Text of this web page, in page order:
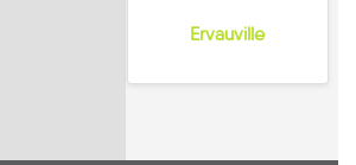
Ervauville